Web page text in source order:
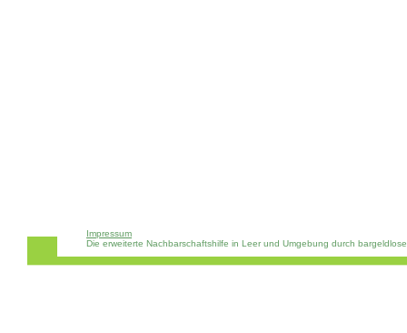
Impressum
Die erweiterte Nachbarschaftshilfe in Leer und Umgebung durch